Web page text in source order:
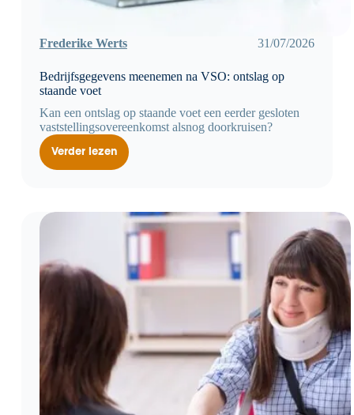
Frederike Werts 31/07/2026
Bedrijfsgegevens meenemen na VSO: ontslag op
staande voet
Kan een ontslag op staande voet een eerder gesloten
vaststellingsovereenkomst alsnog doorkruisen?
Verder lezen
Bedrijfsgegevens
meenemen
staande